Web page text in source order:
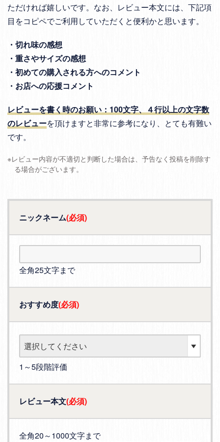
ただければ嬉しいです。なお、レビュー本文には、下記項
目をコピペでご利用していただくと便利かと思います。
・切れ味の感想
・重さやサイズの感想
・初めての購入される方へのコメント
・お店への応援コメント
レビューを書く時のお願い：100文字、４行以上の文字数
のレビューを頂けますと非常に参考になり、とても有難い
です。
※レビュー内容が不適切と判断した場合は、予告なく投稿を削除す
る場合がございます。
ニックネーム(必須)
全角25文字まで
おすすめ度(必須)
1～5段階評価
レビュー本文(必須)
全角20～1000文字まで